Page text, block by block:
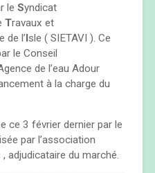
le Syndicat
Travaux et
de l’Isle ( SIETAVI ). Ce
le Conseil
de l’eau Adour
à la charge du
ce 3 février dernier par le
par l’association
, adjudicataire du marché.